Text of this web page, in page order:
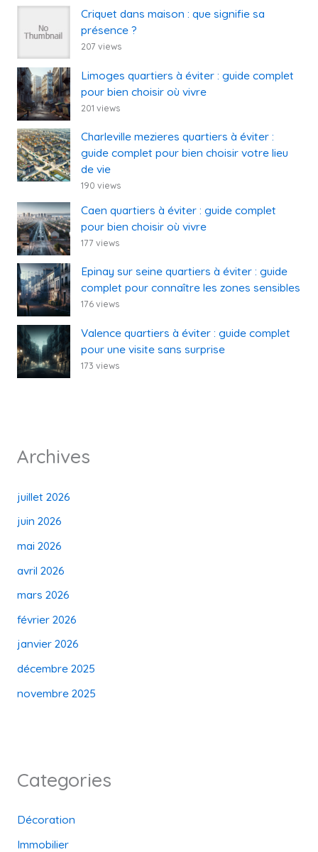
Criquet dans maison : que signifie sa
présence ?
207 views
Limoges quartiers à éviter : guide complet
pour bien choisir où vivre
201 views
Charleville mezieres quartiers à éviter :
guide complet pour bien choisir votre lieu
de vie
190 views
Caen quartiers à éviter : guide complet
pour bien choisir où vivre
177 views
Epinay sur seine quartiers à éviter : guide
complet pour connaître les zones sensibles
176 views
Valence quartiers à éviter : guide complet
pour une visite sans surprise
173 views
Archives
juillet 2026
juin 2026
mai 2026
avril 2026
mars 2026
février 2026
janvier 2026
décembre 2025
novembre 2025
Categories
Décoration
Immobilier